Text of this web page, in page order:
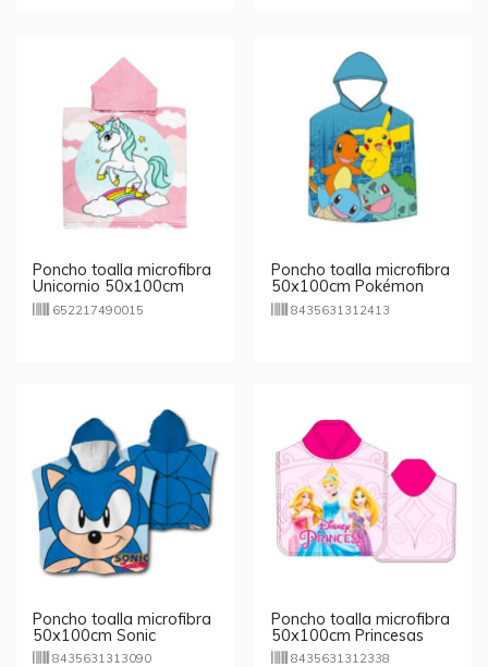
Poncho toalla microfibra
Unicornio 50x100cm
652217490015
Poncho toalla microfibra
50x100cm Pokémon
8435631312413
Poncho toalla microfibra
50x100cm Sonic
8435631313090
Poncho toalla microfibra
50x100cm Princesas
Disney
8435631312338